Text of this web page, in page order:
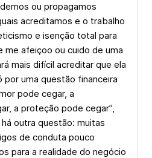
ou propagamos
acreditamos e o trabalho
e isenção total para
me afeiçoo ou cuido de uma
mais difícil acreditar que ela
por uma questão financeira
pode cegar, a
a proteção pode cegar”,
há outra questão: muitas
de conduta pouco
para a realidade do negócio